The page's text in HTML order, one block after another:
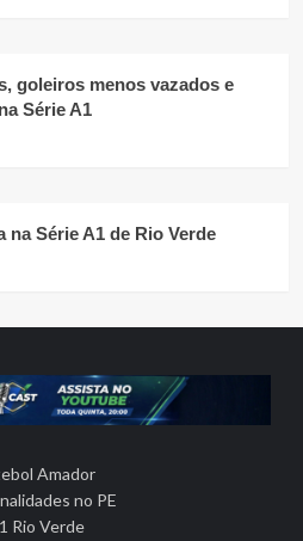
goleiros menos vazados e
Série A1
na Série A1 de Rio Verde
Amador
no PE
Rio Verde